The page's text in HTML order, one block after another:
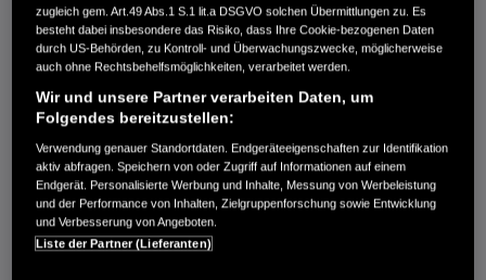
Leistung
61 kW / 83 PS
Hubraum
1.339 cm³
Erstzulassung
10.2007
Bauart
Limousine
AUTO HARKE GMBH
Randersweide 59-63
21035 Hamburg
+49 40 735 935 0
DETAILS
zugleich gem. Art.49 Abs.1 S.1 lit.a DSGVO solchen Übermittlungen zu. Es
besteht dabei insbesondere das Risiko, dass Ihre Cookie-bezogenen Daten
durch US-Behörden, zu Kontroll- und Überwachungszwecke, möglicherweise
auch ohne Rechtsbehelfsmöglichkeiten, verarbeitet werden.
Wir und unsere Partner verarbeiten Daten, um
Folgendes bereitzustellen:
Verwendung genauer Standortdaten. Endgeräteeigenschaften zur Identifikation
aktiv abfragen. Speichern von oder Zugriff auf Informationen auf einem
Endgerät. Personalisierte Werbung und Inhalte, Messung von Werbeleistung
und der Performance von Inhalten, Zielgruppenforschung sowie Entwicklung
und Verbesserung von Angeboten.
Liste der Partner (Lieferanten)